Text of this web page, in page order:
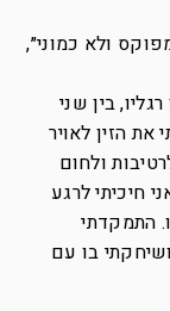
ולא כמוני״,
בין שני
הזין לאויר
ולחום
חיכיתי לרגע
התמקדתי
בו עם